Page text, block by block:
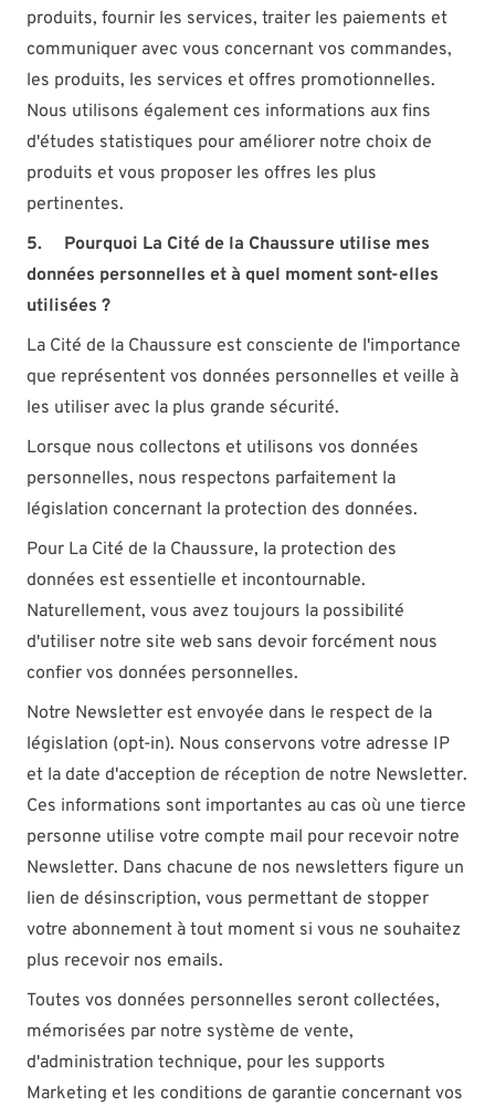
produits, fournir les services, traiter les paiements et
communiquer avec vous concernant vos commandes,
les produits, les services et offres promotionnelles.
Nous utilisons également ces informations aux fins
d'études statistiques pour améliorer notre choix de
produits et vous proposer les offres les plus
pertinentes.
5.
Pourquoi La Cité de la Chaussure utilise mes
données personnelles et à quel moment sont-elles
utilisées ?
La Cité de la Chaussure est consciente de l'importance
que représentent vos données personnelles et veille à
les utiliser avec la plus grande sécurité.
Lorsque nous collectons et utilisons vos données
personnelles, nous respectons parfaitement la
législation concernant la protection des données.
Pour La Cité de la Chaussure, la protection des
données est essentielle et incontournable.
Naturellement, vous avez toujours la possibilité
d'utiliser notre site web sans devoir forcément nous
confier vos données personnelles.
Notre Newsletter est envoyée dans le respect de la
législation (opt-in). Nous conservons votre adresse IP
et la date d'acception de réception de notre Newsletter.
Ces informations sont importantes au cas où une tierce
personne utilise votre compte mail pour recevoir notre
Newsletter. Dans chacune de nos newsletters figure un
lien de désinscription, vous permettant de stopper
votre abonnement à tout moment si vous ne souhaitez
plus recevoir nos emails.
Toutes vos données personnelles seront collectées,
mémorisées par notre système de vente,
d'administration technique, pour les supports
Marketing et les conditions de garantie concernant vos